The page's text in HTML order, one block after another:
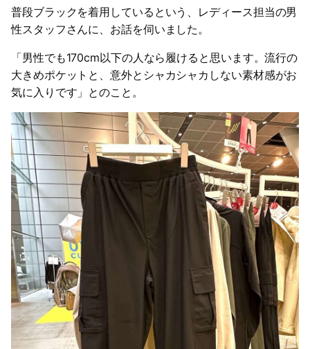
普段ブラックを着用しているという、レディース担当の男
性スタッフさんに、お話を伺いました。
「男性でも170cm以下の人なら履けると思います。流行の
大きめポケットと、意外とシャカシャカしない素材感がお
気に入りです」とのこと。